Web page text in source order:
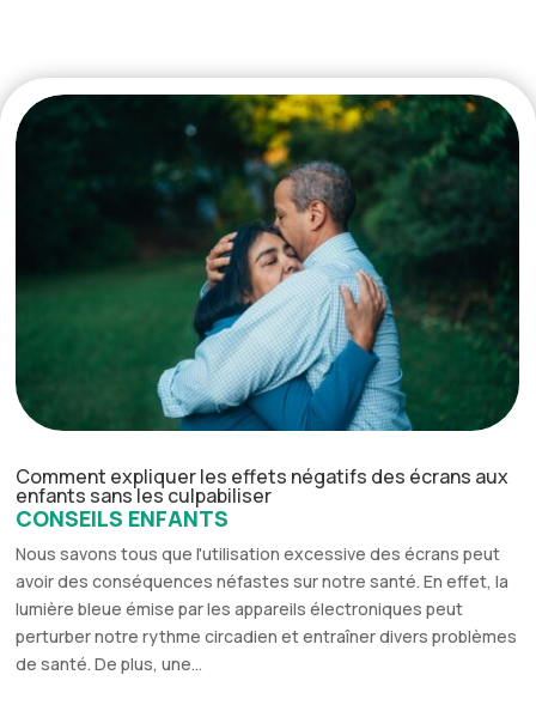
Comment expliquer les effets négatifs des écrans aux
enfants sans les culpabiliser
CONSEILS ENFANTS
Nous savons tous que l'utilisation excessive des écrans peut
avoir des conséquences néfastes sur notre santé. En effet, la
lumière bleue émise par les appareils électroniques peut
perturber notre rythme circadien et entraîner divers problèmes
de santé. De plus, une...